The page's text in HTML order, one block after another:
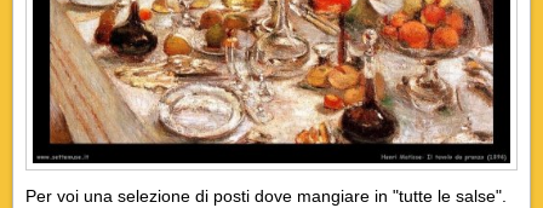
Per voi una selezione di posti dove mangiare in "tutte le salse".